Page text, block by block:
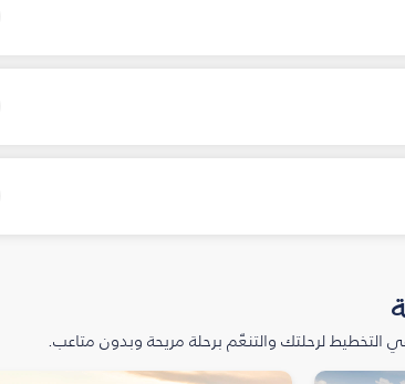
لرحلتك والتنعّم برحلة مريحة وبدون متاعب.